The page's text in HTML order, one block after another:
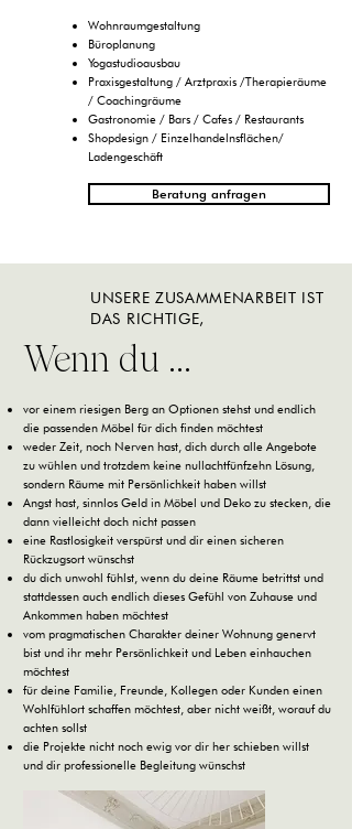
Wohnraumgestaltung
Büroplanung
Yogastudioausbau
Praxisgestaltung / Arztpraxis /Therapieräume
/ Coachingräume
Gastronomie / Bars / Cafes / Restaurants
Shopdesign / Einzelhandelnsflächen/
Ladengeschäft
Beratung anfragen
UNSERE ZUSAMMENARBEIT IST
DAS RICHTIGE,
Wenn du ...
vor einem riesigen Berg an Optionen stehst und endlich
die passenden Möbel für dich finden möchtest
weder Zeit, noch Nerven hast, dich durch alle Angebote
zu wühlen und trotzdem keine nullachtfünfzehn Lösung,
sondern Räume mit Persönlichkeit haben willst
Angst hast, sinnlos Geld in Möbel und Deko zu stecken, die
dann vielleicht doch nicht passen
eine Rastlosigkeit verspürst und dir einen sicheren
Rückzugsort wünschst
du dich unwohl fühlst, wenn du deine Räume betrittst und
stattdessen auch endlich dieses Gefühl von Zuhause und
Ankommen haben möchtest
vom pragmatischen Charakter deiner Wohnung genervt
bist und ihr mehr Persönlichkeit und Leben einhauchen
möchtest
für deine Familie, Freunde, Kollegen oder Kunden einen
Wohlfühlort schaffen möchtest, aber nicht weißt, worauf du
achten sollst
die Projekte nicht noch ewig vor dir her schieben willst
und dir professionelle Begleitung wünschst